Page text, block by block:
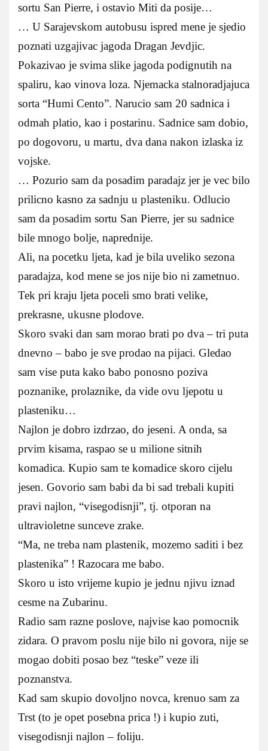
sortu San Pierre, i ostavio Miti da posije…
… U Sarajevskom autobusu ispred mene je sjedio
poznati uzgajivac jagoda Dragan Jevdjic.
Pokazivao je svima slike jagoda podignutih na
spaliru, kao vinova loza. Njemacka stalnoradjajuca
sorta “Humi Cento”. Narucio sam 20 sadnica i
odmah platio, kao i postarinu. Sadnice sam dobio,
po dogovoru, u martu, dva dana nakon izlaska iz
vojske.
… Pozurio sam da posadim paradajz jer je vec bilo
prilicno kasno za sadnju u plasteniku. Odlucio
sam da posadim sortu San Pierre, jer su sadnice
bile mnogo bolje, naprednije.
Ali, na pocetku ljeta, kad je bila uveliko sezona
paradajza, kod mene se jos nije bio ni zametnuo.
Tek pri kraju ljeta poceli smo brati velike,
prekrasne, ukusne plodove.
Skoro svaki dan sam morao brati po dva – tri puta
dnevno – babo je sve prodao na pijaci. Gledao
sam vise puta kako babo ponosno poziva
poznanike, prolaznike, da vide ovu ljepotu u
plasteniku…
Najlon je dobro izdrzao, do jeseni. A onda, sa
prvim kisama, raspao se u milione sitnih
komadica. Kupio sam te komadice skoro cijelu
jesen. Govorio sam babi da bi sad trebali kupiti
pravi najlon, “visegodisnji”, tj. otporan na
ultravioletne sunceve zrake.
“Ma, ne treba nam plastenik, mozemo saditi i bez
plastenika” ! Razocara me babo.
Skoro u isto vrijeme kupio je jednu njivu iznad
cesme na Zubarinu.
Radio sam razne poslove, najvise kao pomocnik
zidara. O pravom poslu nije bilo ni govora, nije se
mogao dobiti posao bez “teske” veze ili
poznanstva.
Kad sam skupio dovoljno novca, krenuo sam za
Trst (to je opet posebna prica !) i kupio zuti,
visegodisnji najlon – foliju.